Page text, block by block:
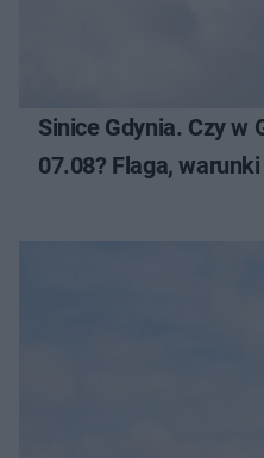
Sinice Gdynia. Czy w
07.08? Flaga,